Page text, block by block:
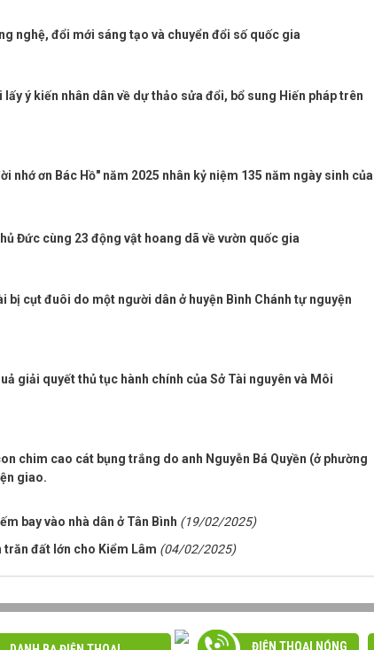
nghệ, đổi mới sáng tạo và chuyển đổi số quốc gia
ý kiến nhân dân về dự thảo sửa đổi, bổ sung Hiến pháp trên
nhớ ơn Bác Hồ" năm 2025 nhân kỷ niệm 135 năm ngày sinh của
Đức cùng 23 động vật hoang dã về vườn quốc gia
bị cụt đuôi do một người dân ở huyện Bình Chánh tự nguyện
giải quyết thủ tục hành chính của Sở Tài nguyên và Môi
chim cao cát bụng trắng do anh Nguyễn Bá Quyền (ở phường
giao.
bay vào nhà dân ở Tân Bình (19/02/2025)
đất lớn cho Kiểm Lâm (04/02/2025)
ĐIỆN THOẠI NÓNG